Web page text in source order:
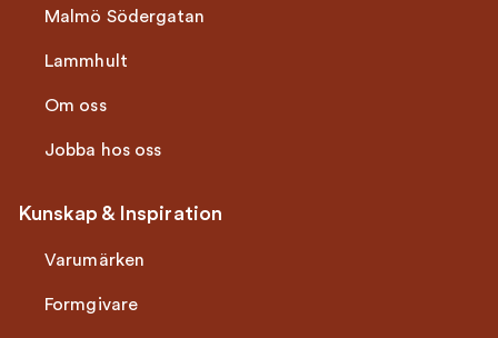
Malmö Södergatan
Lammhult
Om oss
Jobba hos oss
Kunskap & Inspiration
Varumärken
Formgivare